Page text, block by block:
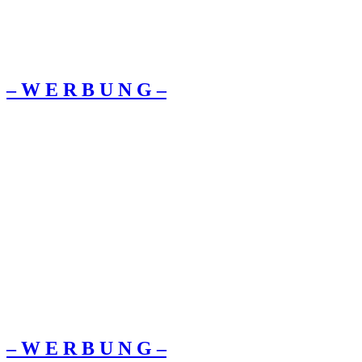
– W Ε R Β U Ν G –
– W Ε R Β U Ν G –